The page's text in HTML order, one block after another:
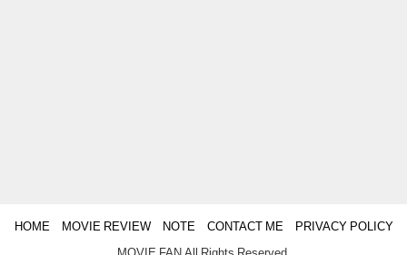
HOME MOVIE REVIEW NOTE CONTACT ME PRIVACY POLICY